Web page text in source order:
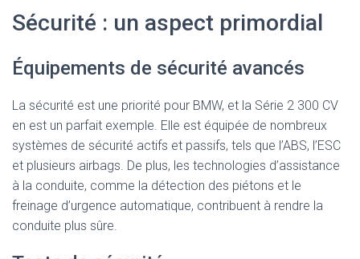
Sécurité : un aspect primordial
Équipements de sécurité avancés
La sécurité est une priorité pour BMW, et la Série 2 300 CV
en est un parfait exemple. Elle est équipée de nombreux
systèmes de sécurité actifs et passifs, tels que l’ABS, l’ESC
et plusieurs airbags. De plus, les technologies d’assistance
à la conduite, comme la détection des piétons et le
freinage d’urgence automatique, contribuent à rendre la
conduite plus sûre.